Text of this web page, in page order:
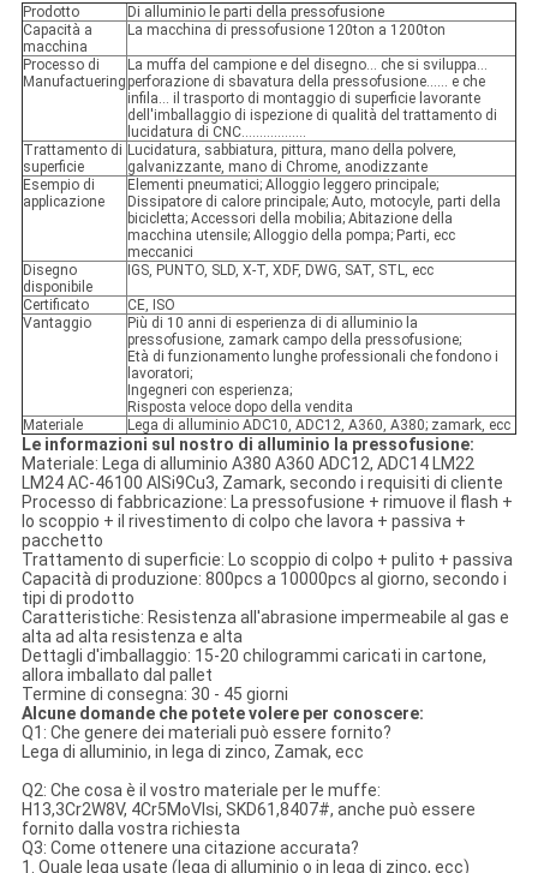
Prodotto
Di alluminio le parti della pressofusione
Capacità a
macchina
La macchina di pressofusione 120ton a 1200ton
Processo di
Manufactuering
La muffa del campione e del disegno… che si sviluppa…
perforazione di sbavatura della pressofusione…… e che
infila… il trasporto di montaggio di superficie lavorante
dell'imballaggio di ispezione di qualità del trattamento di
lucidatura di CNC………………
Trattamento di
superficie
Lucidatura, sabbiatura, pittura, mano della polvere,
galvanizzante, mano di Chrome, anodizzante
Esempio di
applicazione
Elementi pneumatici; Alloggio leggero principale;
Dissipatore di calore principale; Auto, motocyle, parti della
bicicletta; Accessori della mobilia; Abitazione della
macchina utensile; Alloggio della pompa; Parti, ecc
meccanici
Disegno
disponibile
IGS, PUNTO, SLD, X-T, XDF, DWG, SAT, STL, ecc
Certificato
CE, ISO
Vantaggio
Più di 10 anni di esperienza di di alluminio la
pressofusione, zamark campo della pressofusione;
Età di funzionamento lunghe professionali che fondono i
lavoratori;
Ingegneri con esperienza;
Risposta veloce dopo della vendita
Materiale
Lega di alluminio ADC10, ADC12, A360, A380; zamark, ecc
Le informazioni sul nostro di alluminio la pressofusione:
Materiale: Lega di alluminio A380 A360 ADC12, ADC14 LM22
LM24 AC-46100 AlSi9Cu3, Zamark, secondo i requisiti di cliente
Processo di fabbricazione: La pressofusione + rimuove il flash +
lo scoppio + il rivestimento di colpo che lavora + passiva +
pacchetto
Trattamento di superficie: Lo scoppio di colpo + pulito + passiva
Capacità di produzione: 800pcs a 10000pcs al giorno, secondo i
tipi di prodotto
Caratteristiche: Resistenza all'abrasione impermeabile al gas e
alta ad alta resistenza e alta
Dettagli d'imballaggio: 15-20 chilogrammi caricati in cartone,
allora imballato dal pallet
Termine di consegna: 30 - 45 giorni
Alcune domande che potete volere per conoscere:
Q1: Che genere dei materiali può essere fornito?
Lega di alluminio, in lega di zinco, Zamak, ecc
Q2: Che cosa è il vostro materiale per le muffe:
H13,3Cr2W8V, 4Cr5MoVlsi, SKD61,8407#, anche può essere
fornito dalla vostra richiesta
Q3: Come ottenere una citazione accurata?
1. Quale lega usate (lega di alluminio o in lega di zinco, ecc)